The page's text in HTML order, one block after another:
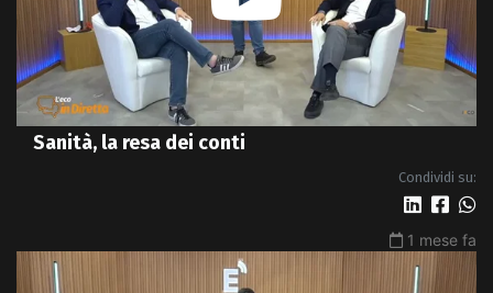
Sanità, la resa dei conti
Condividi su:
1 mese fa